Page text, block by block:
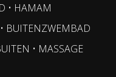
• HAMAM
BUITENZWEMBAD
• MASSAGE